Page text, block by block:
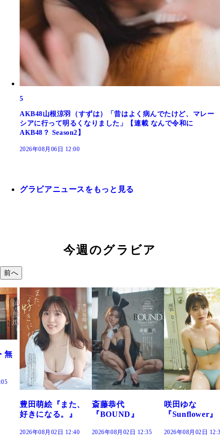
5
AKB48山根涼羽（すずは）「昔はよく病んでたけど、マレー
シアに行って明るくなりました」【連載 なんで令和に
AKB48？ Season2】
2026年08月06日 12:00
グラビアニュースをもっと見る
今週のグラビア
前へ
斎藤恭代
『BOUND』
2026年08月02日 12:35
咲田ゆな
『Sunflower』
2026年08月02日 12:30
藤水咲桜『花
だまり』
2026年08月02日